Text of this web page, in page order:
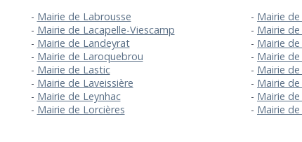
Mairie de Labrousse
Mairie
Mairie de Lacapelle-Viescamp
Mairie
Mairie de Landeyrat
Mairie
Mairie de Laroquebrou
Mairie
Mairie de Lastic
Mairie de
Mairie de Laveissière
Mairie
Mairie de Leynhac
Mairie
Mairie de Lorcières Mairie